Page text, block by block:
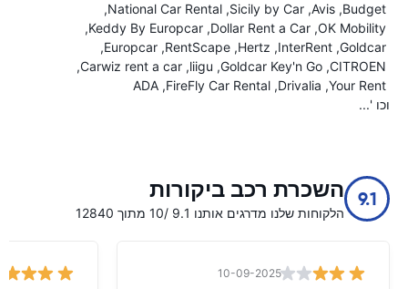
Budget
Avis
Sicily by Car
National Car Rental
OK Mobility
Dollar Rent a Car
Keddy By Europcar
Goldcar
InterRent
Hertz
RentScape
Europcar
CITROEN
Goldcar Key'n Go
liigu
Carwiz rent a car
Your Rent
Drivalia
FireFly Car Rental
ADA
וכו '...
9.1 השכרת רכב ביקורות
הלקוחות שלנו מדרגים אותנו 9.1 /10 מתוך 12840
10-09-2025